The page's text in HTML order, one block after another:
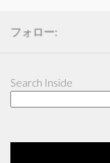
フォロー:
Search Inside